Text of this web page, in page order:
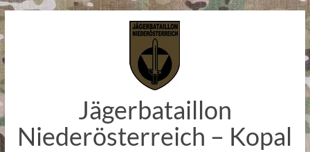
Zum
springen
Jägerbataillon
Niederösterreich – Kopal